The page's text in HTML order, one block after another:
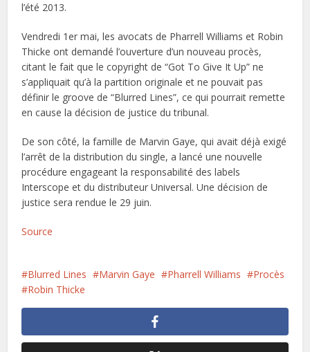
l’été 2013.
Vendredi 1er mai, les avocats de Pharrell Williams et Robin
Thicke ont demandé l’ouverture d’un nouveau procès,
citant le fait que le copyright de “Got To Give It Up” ne
s’appliquait qu’à la partition originale et ne pouvait pas
définir le groove de “Blurred Lines”, ce qui pourrait remette
en cause la décision de justice du tribunal.
De son côté, la famille de Marvin Gaye, qui avait déjà exigé
l’arrêt de la distribution du single, a lancé une nouvelle
procédure engageant la responsabilité des labels
Interscope et du distributeur Universal. Une décision de
justice sera rendue le 29 juin.
Source
Blurred Lines Marvin Gaye Pharrell Williams
Procès
Robin Thicke